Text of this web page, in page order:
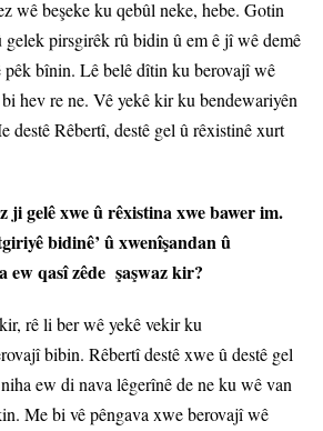
wê beşeke ku qebûl neke, hebe. Gotin
pirsgirêk rû bidin û em ê jî wê demê
bînin. Lê belê dîtin ku berovajî wê
hev re ne. Vê yekê kir ku bendewariyên
destê Rêbertî, destê gel û rêxistinê xurt
ji gelê xwe û rêxistina xwe bawer im.
bidinê’ û xwenîşandan û
ew qasî zêde şaşwaz kir?
rê li ber wê yekê vekir ku
bibin. Rêbertî destê xwe û destê gel
ew di nava lêgerînê de ne ku wê van
Me bi vê pêngava xwe berovajî wê